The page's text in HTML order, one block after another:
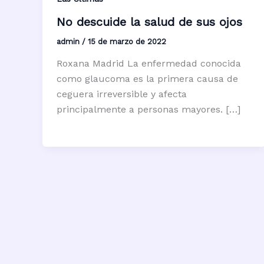
No descuide la salud de sus ojos
admin / 15 de marzo de 2022
Roxana Madrid La enfermedad conocida
como glaucoma es la primera causa de
ceguera irreversible y afecta
principalmente a personas mayores. […]